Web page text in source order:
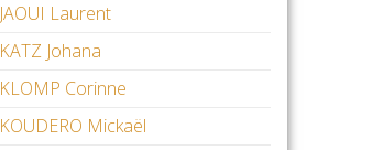
JAOUI Laurent
KATZ Johana
KLOMP Corinne
KOUDERO Mickaël